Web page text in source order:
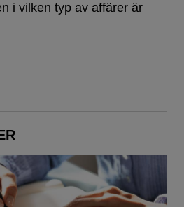
i vilken typ av affärer är